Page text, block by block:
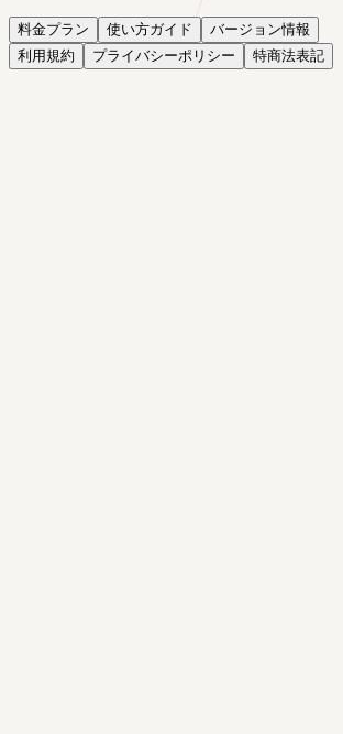
料金プラン 使い方ガイド
バージョン情報
利用規約
プライバシーポリシー 特商法表記